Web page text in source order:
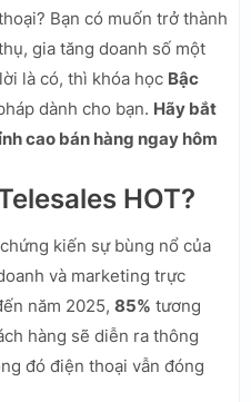
Bạn có muốn trở thành
gia tăng doanh số một
là có, thì khóa học Bậc
dành cho bạn. Hãy bắt
cao bán hàng ngay hôm
HOT?
kiến sự bùng nổ của
và marketing trực
năm 2025, 85% tương
hàng sẽ diễn ra thông
đó điện thoại vẫn đóng